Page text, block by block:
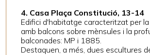
4. Casa Plaça Constitució, 13-14
Edifici d'habitatge caracteritzat per
amb balcons sobre mènsules i la
balconades: MP i 1885.
Destaquen, a més, dues escultures